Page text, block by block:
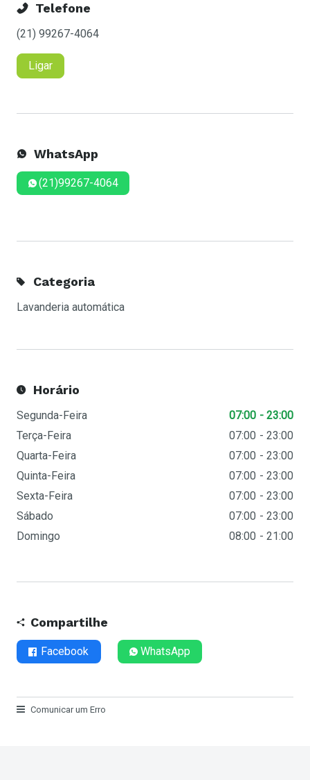
Telefone
(21) 99267-4064
Ligar
WhatsApp
(21)99267-4064
Categoria
Lavanderia automática
Horário
Segunda-Feira 07:00
23:00
Terça-Feira
07:00
23:00
Quarta-Feira
07:00
23:00
Quinta-Feira
07:00
23:00
Sexta-Feira
07:00
23:00
Sábado
07:00
23:00
Domingo
08:00 21:00
Compartilhe
Facebook WhatsApp
Comunicar um Erro